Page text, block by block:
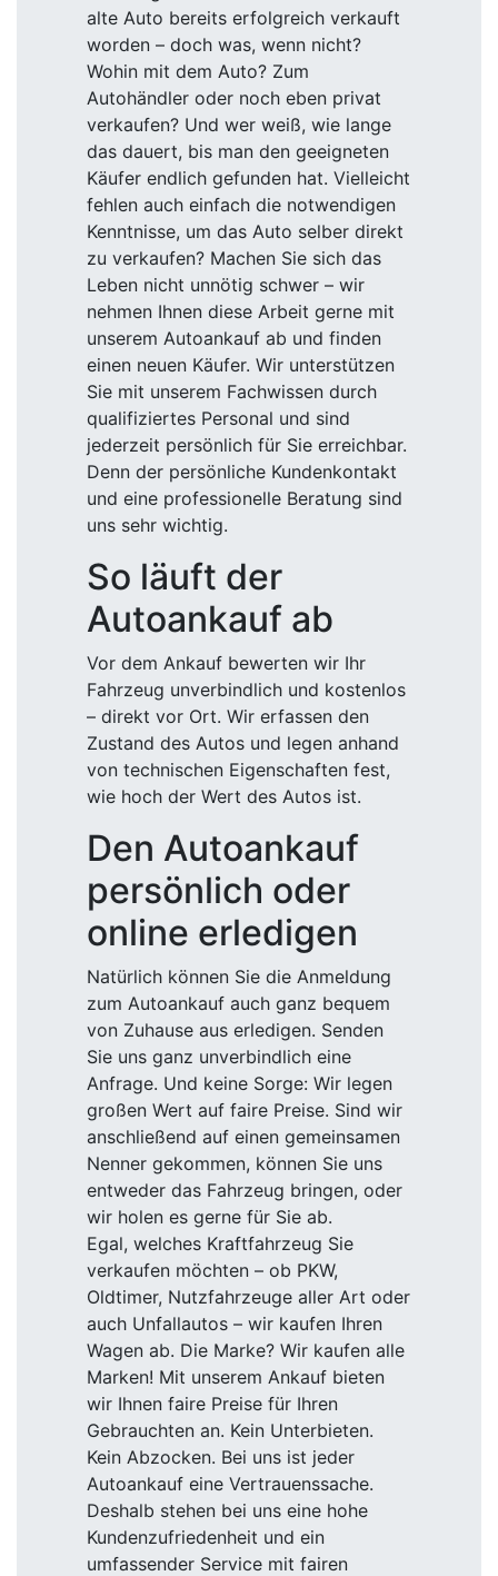
alte Auto bereits erfolgreich verkauft
worden – doch was, wenn nicht?
Wohin mit dem Auto? Zum
Autohändler oder noch eben privat
verkaufen? Und wer weiß, wie lange
das dauert, bis man den geeigneten
Käufer endlich gefunden hat. Vielleicht
fehlen auch einfach die notwendigen
Kenntnisse, um das Auto selber direkt
zu verkaufen? Machen Sie sich das
Leben nicht unnötig schwer – wir
nehmen Ihnen diese Arbeit gerne mit
unserem Autoankauf ab und finden
einen neuen Käufer. Wir unterstützen
Sie mit unserem Fachwissen durch
qualifiziertes Personal und sind
jederzeit persönlich für Sie erreichbar.
Denn der persönliche Kundenkontakt
und eine professionelle Beratung sind
uns sehr wichtig.
So läuft der
Autoankauf ab
Vor dem Ankauf bewerten wir Ihr
Fahrzeug unverbindlich und kostenlos
– direkt vor Ort. Wir erfassen den
Zustand des Autos und legen anhand
von technischen Eigenschaften fest,
wie hoch der Wert des Autos ist.
Den Autoankauf
persönlich oder
online erledigen
Natürlich können Sie die Anmeldung
zum Autoankauf auch ganz bequem
von Zuhause aus erledigen. Senden
Sie uns ganz unverbindlich eine
Anfrage. Und keine Sorge: Wir legen
großen Wert auf faire Preise. Sind wir
anschließend auf einen gemeinsamen
Nenner gekommen, können Sie uns
entweder das Fahrzeug bringen, oder
wir holen es gerne für Sie ab.
Egal, welches Kraftfahrzeug Sie
verkaufen möchten – ob PKW,
Oldtimer, Nutzfahrzeuge aller Art oder
auch Unfallautos – wir kaufen Ihren
Wagen ab. Die Marke? Wir kaufen alle
Marken! Mit unserem Ankauf bieten
wir Ihnen faire Preise für Ihren
Gebrauchten an. Kein Unterbieten.
Kein Abzocken. Bei uns ist jeder
Autoankauf eine Vertrauenssache.
Deshalb stehen bei uns eine hohe
Kundenzufriedenheit und ein
umfassender Service mit fairen